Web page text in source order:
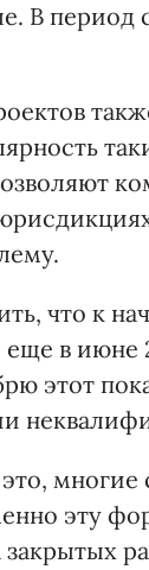
В период
что к
еще в
этот
эту
закрытых